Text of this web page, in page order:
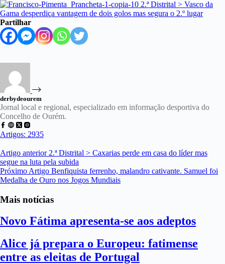
Partilhar
derbydeourem
Jornal local e regional, especializado em informação desportiva do
Concelho de Ourém.
Artigos: 2935
Artigo anterior 2.ª Distrital > Caxarias perde em casa do líder mas
segue na luta pela subida
Próximo Artigo Benfiquista ferrenho, malandro cativante. Samuel foi
Medalha de Ouro nos Jogos Mundiais
Mais notícias
Novo Fátima apresenta-se aos adeptos
Alice já prepara o Europeu: fatimense
entre as eleitas de Portugal